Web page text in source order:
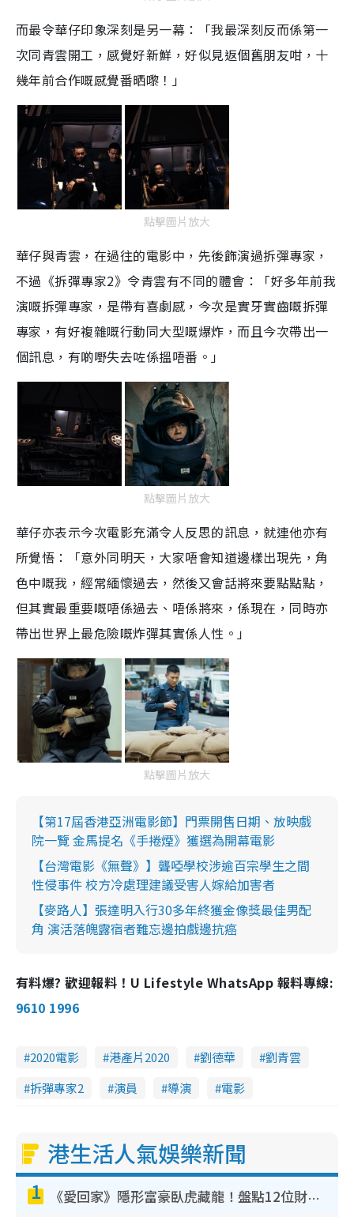
而最令華仔印象深刻是另一幕：「我最深刻反而係第一
次同青雲開工，感覺好新鮮，好似見返個舊朋友咁，十
幾年前合作嘅感覺番晒嚟！」
點擊圖片放大
華仔與青雲，在過往的電影中，先後飾演過拆彈專家，
不過《拆彈專家2》令青雲有不同的體會：「好多年前我
演嘅拆彈專家，是帶有喜劇感，今次是實牙實齒嘅拆彈
專家，有好複雜嘅行動同大型嘅爆炸，而且今次帶出一
個訊息，有啲嘢失去咗係搵唔番。」
點擊圖片放大
華仔亦表示今次電影充滿令人反思的訊息，就連他亦有
所覺悟：「意外同明天，大家唔會知道邊樣出現先，角
色中嘅我，經常緬懷過去，然後又會話將來要點點點，
但其實最重要嘅唔係過去、唔係將來，係現在，同時亦
帶出世界上最危險嘅炸彈其實係人性。」
點擊圖片放大
【第17屆香港亞洲電影節】門票開售日期、放映戲
院一覽 金馬提名《手捲煙》獲選為開幕電影
【台灣電影《無聲》】聾啞學校涉逾百宗學生之間
性侵事件 校方冷處理建議受害人嫁給加害者
【麥路人】張達明入行30多年終獲金像獎最佳男配
角 演活落魄露宿者難忘邊拍戲邊抗癌
有料爆? 歡迎報料！U Lifestyle WhatsApp 報料專線:
9610 1996
2020電影 港產片2020 劉德華
劉青雲
拆彈專家2
演員 導演 電影
港生活人氣娛樂新聞
1 《愛回家》隱形富豪臥虎藏龍！盤點12位財氣逼人的有錢藝人：呢位靚女3億身家唔憂做